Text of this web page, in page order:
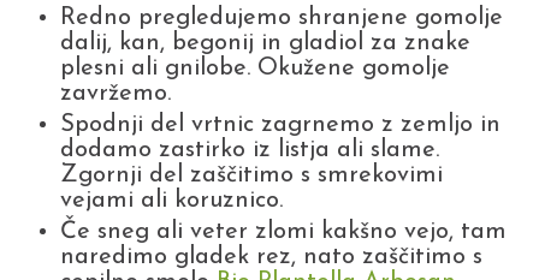
Redno pregledujemo shranjene gomolje
dalij, kan, begonij in gladiol za znake
plesni ali gnilobe. Okužene gomolje
zavržemo.
Spodnji del vrtnic zagrnemo z zemljo in
dodamo zastirko iz listja ali slame.
Zgornji del zaščitimo s smrekovimi
vejami ali koruznico.
Če sneg ali veter zlomi kakšno vejo, tam
naredimo gladek rez, nato zaščitimo s